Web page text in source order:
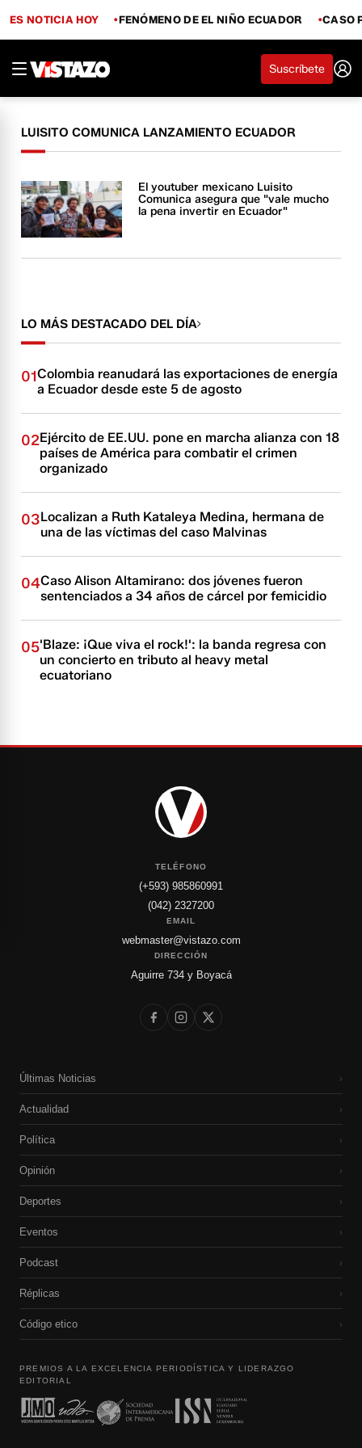
ES NOTICIA HOY FENÓMENO DE EL NIÑO ECUADOR CASO
Suscríbete
LUISITO COMUNICA LANZAMIENTO ECUADOR
El youtuber mexicano Luisito
Comunica asegura que "vale mucho
la pena invertir en Ecuador"
LO MÁS DESTACADO DEL DÍA
01Colombia reanudará las exportaciones de energía
a Ecuador desde este 5 de agosto
02Ejército de EE.UU. pone en marcha alianza con 18
países de América para combatir el crimen
organizado
03Localizan a Ruth Kataleya Medina, hermana de
una de las víctimas del caso Malvinas
04Caso Alison Altamirano: dos jóvenes fueron
sentenciados a 34 años de cárcel por femicidio
05'Blaze: ¡Que viva el rock!': la banda regresa con
un concierto en tributo al heavy metal
ecuatoriano
TELÉFONO
(+593) 985860991
(042) 2327200
EMAIL
webmaster@vistazo.com
DIRECCIÓN
Aguirre 734 y Boyacá
Últimas Noticias ›
Actualidad ›
Política ›
Opinión ›
Deportes ›
Eventos ›
Podcast ›
Réplicas ›
Código etico ›
PREMIOS A LA EXCELENCIA PERIODÍSTICA Y LIDERAZGO
EDITORIAL